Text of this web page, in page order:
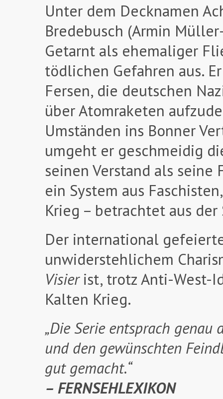
Unter dem Decknamen
Bredebusch (Armin
Getarnt als ehemaliger
tödlichen Gefahren aus.
Fersen, die deutschen
über Atomraketen
Umständen ins Bonner
umgeht er geschmeidig
seinen Verstand als seine
ein System aus
Krieg – betrachtet aus
Der international
unwiderstehlichem
Visierist, trotz Anti-West-
Kalten Krieg.
„Die Serie entsprach
und den gewünschten
gut gemacht.“
– FERNSEHLEXIKON